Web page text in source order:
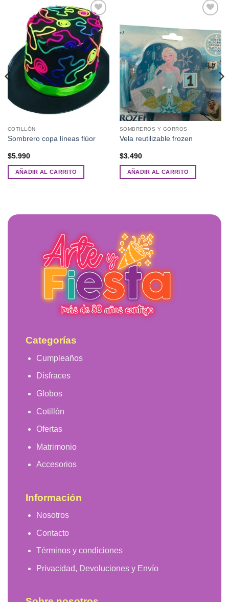
Añadir
a la
lista de
deseos
COTILLÓN
Sombrero copa líneas flúor
$5.990
AÑADIR AL CARRITO
a la
lista de
deseos
SOMBREROS Y GORROS
Vela reutilizable frozen
$3.490
AÑADIR AL CARRITO
Categorías
Cumpleaños
Disfraces
Globos
Cotillón
Ofertas
Matrimonio
Accesorios
Información
Nosotros
Contacto
Términos y condiciones
Privacidad, Devoluciones y Envío